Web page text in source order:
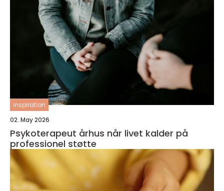
inspiration
02. May 2026
Psykoterapeut århus når livet kalder på
professionel støtte